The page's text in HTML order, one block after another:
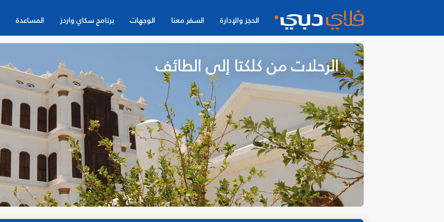
الحجز والإدارة السفر معنا الوجهات برنامج سكاي واردز المساعدة
الرحلات من كلكتا إلى الطائف